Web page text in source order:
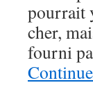
pourrait
cher,
fourni